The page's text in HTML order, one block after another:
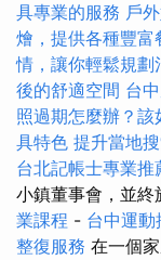
具專業的服務 戶
燴，提供各種豐
情，讓你輕鬆規劃
後的舒適空間 台
照過期怎麼辦？該
具特色 提升當地
台北記帳士專業推
小鎮董事會，並
業課程 - 台中運動
整復服務 在一個